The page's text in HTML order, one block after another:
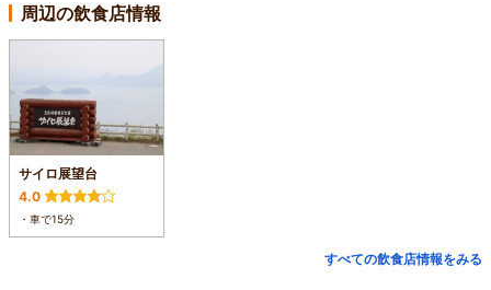
周辺の飲食店情報
サイロ展望台
4.0
・車で15分
すべての飲食店情報をみる